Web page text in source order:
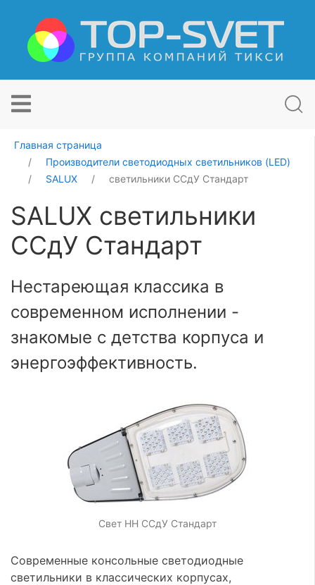
Главная страница
Производители светодиодных светильников (LED)
SALUX
светильники ССдУ Стандарт
SALUX светильники
ССдУ Стандарт
Нестареющая классика в
современном исполнении -
знакомые с детства корпуса и
энергоэффективность.
Свет НН ССдУ Стандарт
Современные консольные светодиодные
светильники в классических корпусах,